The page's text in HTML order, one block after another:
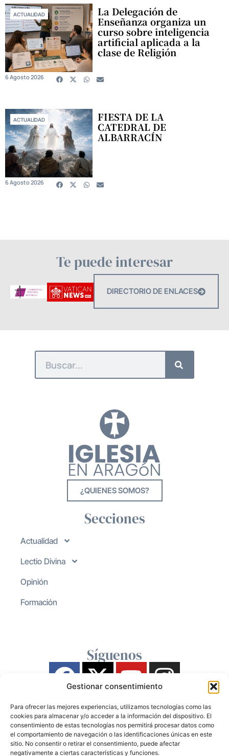
Gestionar consentimiento
Para ofrecer las mejores experiencias, utilizamos tecnologías como las
cookies para almacenar y/o acceder a la información del dispositivo. El
consentimiento de estas tecnologías nos permitirá procesar datos como
el comportamiento de navegación o las identificaciones únicas en este
sitio. No consentir o retirar el consentimiento, puede afectar
negativamente a ciertas características y funciones.
ACTUALIDAD La Delegación de
Enseñanza organiza un
curso sobre inteligencia
artificial aplicada a la
clase de Religión
6 Agosto 2026
ACTUALIDAD FIESTA DE LA
CATEDRAL DE
ALBARRACÍN
6 Agosto 2026
Te puede interesar
DIRECTORIO DE ENLACES
¿QUIENES SOMOS?
Secciones
Actualidad
Lectio Divina
Opinión
Formación
Síguenos